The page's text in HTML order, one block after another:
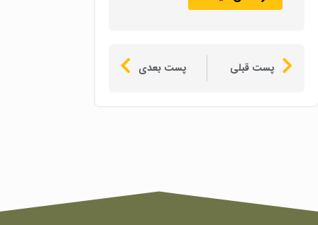
پست قبلی پست بعدی